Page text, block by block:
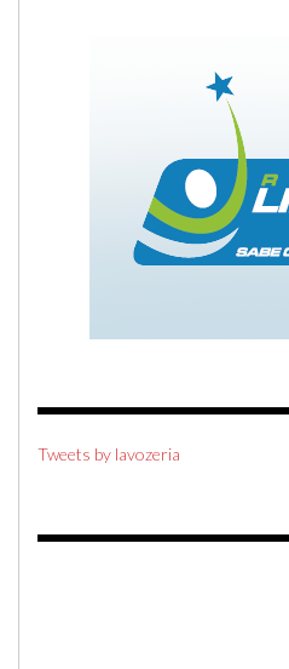
Tweets by lavozeria